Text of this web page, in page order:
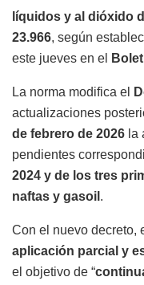
líquidos y al dióxido
23.966, según
este jueves en el
La norma modifica el
actualizaciones
de febrero de 2026 la
pendientes
2024 y de los tres
naftas y gasoil .
Con el nuevo decreto,
aplicación parcial y
el objetivo de “